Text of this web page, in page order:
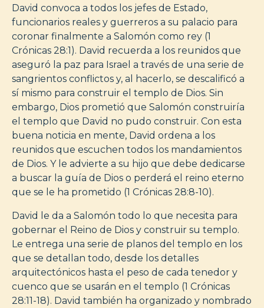
David convoca a todos los jefes de Estado,
funcionarios reales y guerreros a su palacio para
coronar finalmente a Salomón como rey (1
Crónicas 28:1). David recuerda a los reunidos que
aseguró la paz para Israel a través de una serie de
sangrientos conflictos y, al hacerlo, se descalificó a
sí mismo para construir el templo de Dios. Sin
embargo, Dios prometió que Salomón construiría
el templo que David no pudo construir. Con esta
buena noticia en mente, David ordena a los
reunidos que escuchen todos los mandamientos
de Dios. Y le advierte a su hijo que debe dedicarse
a buscar la guía de Dios o perderá el reino eterno
que se le ha prometido (1 Crónicas 28:8-10).
David le da a Salomón todo lo que necesita para
gobernar el Reino de Dios y construir su templo.
Le entrega una serie de planos del templo en los
que se detallan todo, desde los detalles
arquitectónicos hasta el peso de cada tenedor y
cuenco que se usarán en el templo (1 Crónicas
28:11-18). David también ha organizado y nombrado